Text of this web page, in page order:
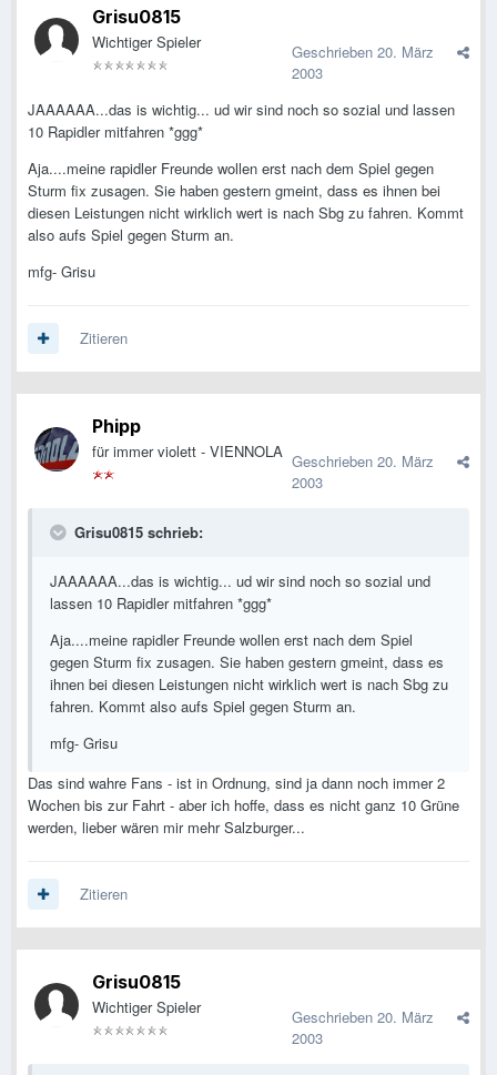
Grisu0815
Wichtiger Spieler Geschrieben 20. März
2003
JAAAAAA...das is wichtig... ud wir sind noch so sozial und lassen
10 Rapidler mitfahren *ggg*
Aja....meine rapidler Freunde wollen erst nach dem Spiel gegen
Sturm fix zusagen. Sie haben gestern gmeint, dass es ihnen bei
diesen Leistungen nicht wirklich wert is nach Sbg zu fahren. Kommt
also aufs Spiel gegen Sturm an.
mfg- Grisu
Zitieren
Phipp
für immer violett - VIENNOLA Geschrieben 20. März
2003
Grisu0815 schrieb:
JAAAAAA...das is wichtig... ud wir sind noch so sozial und
lassen 10 Rapidler mitfahren *ggg*
Aja....meine rapidler Freunde wollen erst nach dem Spiel
gegen Sturm fix zusagen. Sie haben gestern gmeint, dass es
ihnen bei diesen Leistungen nicht wirklich wert is nach Sbg zu
fahren. Kommt also aufs Spiel gegen Sturm an.
mfg- Grisu
Das sind wahre Fans - ist in Ordnung, sind ja dann noch immer 2
Wochen bis zur Fahrt - aber ich hoffe, dass es nicht ganz 10 Grüne
werden, lieber wären mir mehr Salzburger...
Zitieren
Grisu0815
Wichtiger Spieler Geschrieben 20. März
2003